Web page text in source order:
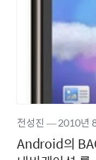
Android의
전성진 ―2010년